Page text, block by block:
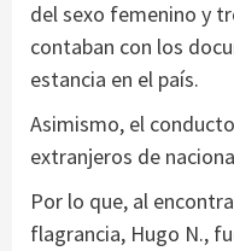
del sexo femenino y
contaban con los
estancia en el país.
Asimismo, el
extranjeros de
Por lo que, al
flagrancia, Hugo N.,